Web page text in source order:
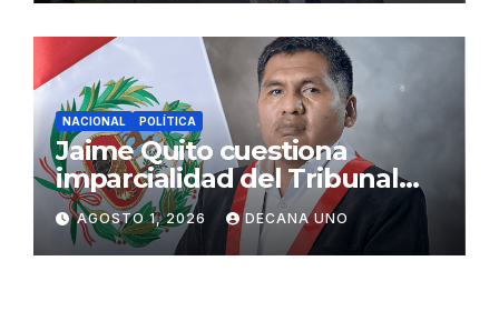
NACIONAL POLÍTICA
Jaime Quito cuestiona
imparcialidad del Tribunal
Constitucional tras liberación
de Ollanta Humala
AGOSTO 1, 2026 DECANA UNO